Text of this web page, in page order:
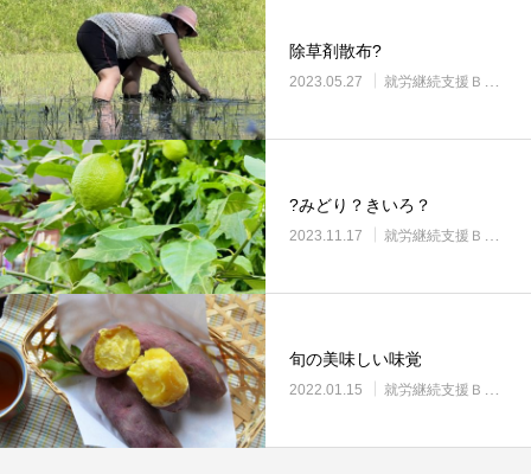
除草剤散布?
2023.05.27 就労継続支援Ｂ型・ニコプレイス
?みどり？きいろ？
2023.11.17 就労継続支援Ｂ型・ニコプレイス
旬の美味しい味覚
2022.01.15 就労継続支援Ｂ型・ニコプレイス